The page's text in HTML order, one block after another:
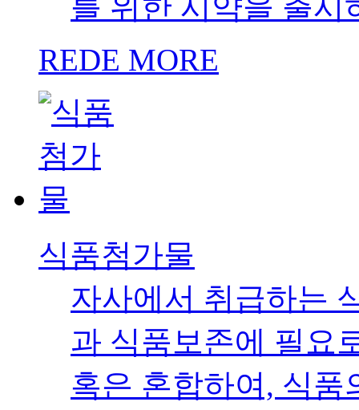
리사이클
연간 40000톤 이상
자사 차량 및 폐기물
경 활동에 동참하고
REDE MORE